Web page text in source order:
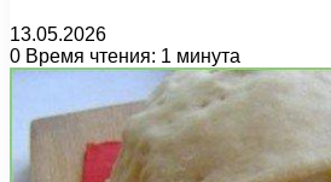
13.05.2026
0 Время чтения: 1 минута